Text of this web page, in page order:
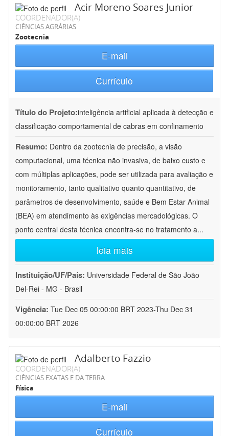
Acir Moreno Soares Junior
COORDENADOR(A)
CIÊNCIAS AGRÁRIAS
Zootecnia
E-mail
Currículo
Título do Projeto:inteligência artificial aplicada à detecção e
classificação comportamental de cabras em confinamento
Resumo: Dentro da zootecnia de precisão, a visão
computacional, uma técnica não invasiva, de baixo custo e
com múltiplas aplicações, pode ser utilizada para avaliação e
monitoramento, tanto qualitativo quanto quantitativo, de
parâmetros de desenvolvimento, saúde e Bem Estar Animal
(BEA) em atendimento às exigências mercadológicas. O
ponto central desta técnica encontra-se no tratamento a...
leia mais
Instituição/UF/País: Universidade Federal de São João
Del-Rei - MG - Brasil
Vigência: Tue Dec 05 00:00:00 BRT 2023-Thu Dec 31
00:00:00 BRT 2026
Adalberto Fazzio
COORDENADOR(A)
CIÊNCIAS EXATAS E DA TERRA
Física
E-mail
Currículo